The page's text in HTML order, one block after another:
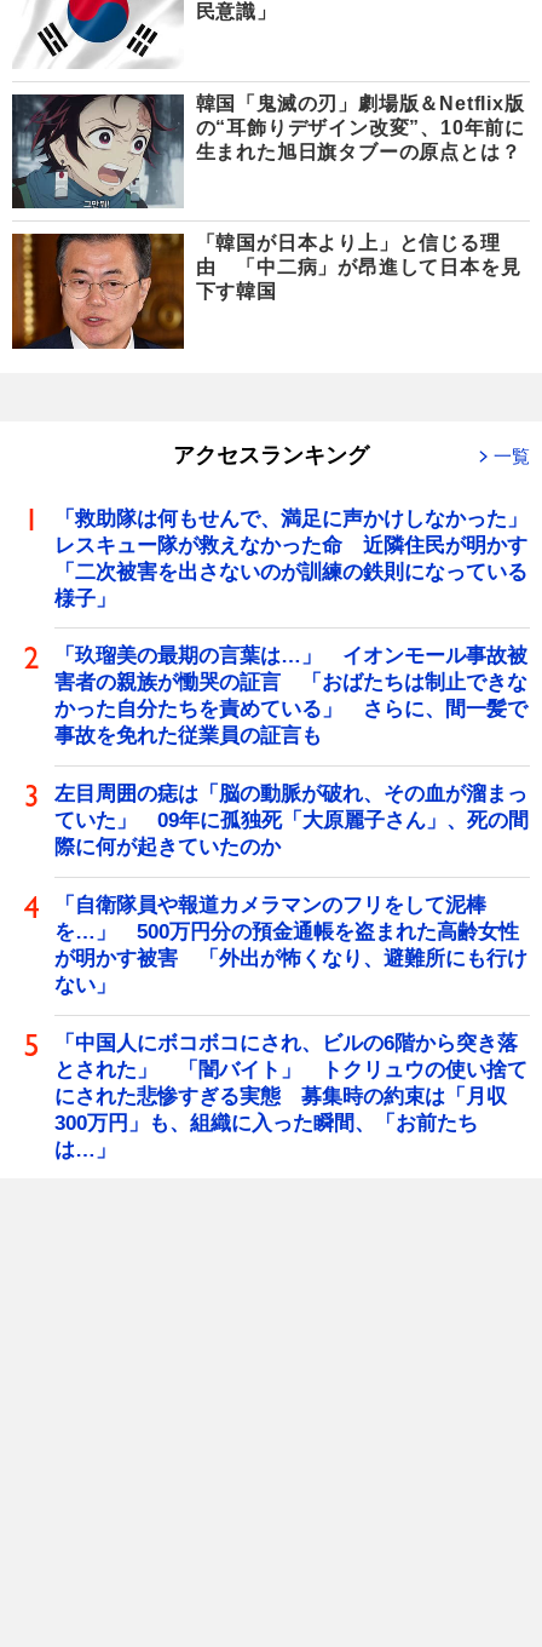
民意識」
韓国「鬼滅の刃」劇場版＆Netflix版
の“耳飾りデザイン改変”、10年前に
生まれた旭日旗タブーの原点とは？
「韓国が日本より上」と信じる理
由 「中二病」が昂進して日本を見
下す韓国
アクセスランキング 一覧
「救助隊は何もせんで、満足に声かけしなかった」
レスキュー隊が救えなかった命 近隣住民が明かす
「二次被害を出さないのが訓練の鉄則になっている
様子」
「玖瑠美の最期の言葉は…」 イオンモール事故被
害者の親族が慟哭の証言 「おばたちは制止できな
かった自分たちを責めている」 さらに、間一髪で
事故を免れた従業員の証言も
左目周囲の痣は「脳の動脈が破れ、その血が溜まっ
ていた」 09年に孤独死「大原麗子さん」、死の間
際に何が起きていたのか
「自衛隊員や報道カメラマンのフリをして泥棒
を…」 500万円分の預金通帳を盗まれた高齢女性
が明かす被害 「外出が怖くなり、避難所にも行け
ない」
「中国人にボコボコにされ、ビルの6階から突き落
とされた」 「闇バイト」 トクリュウの使い捨て
にされた悲惨すぎる実態 募集時の約束は「月収
300万円」も、組織に入った瞬間、「お前たち
は…」